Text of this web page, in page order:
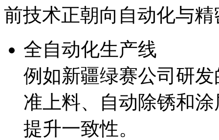
前技术正朝向自动化与
全自动化生产线
例如新疆绿赛公司研
准上料、自动除锈和
提升一致性。